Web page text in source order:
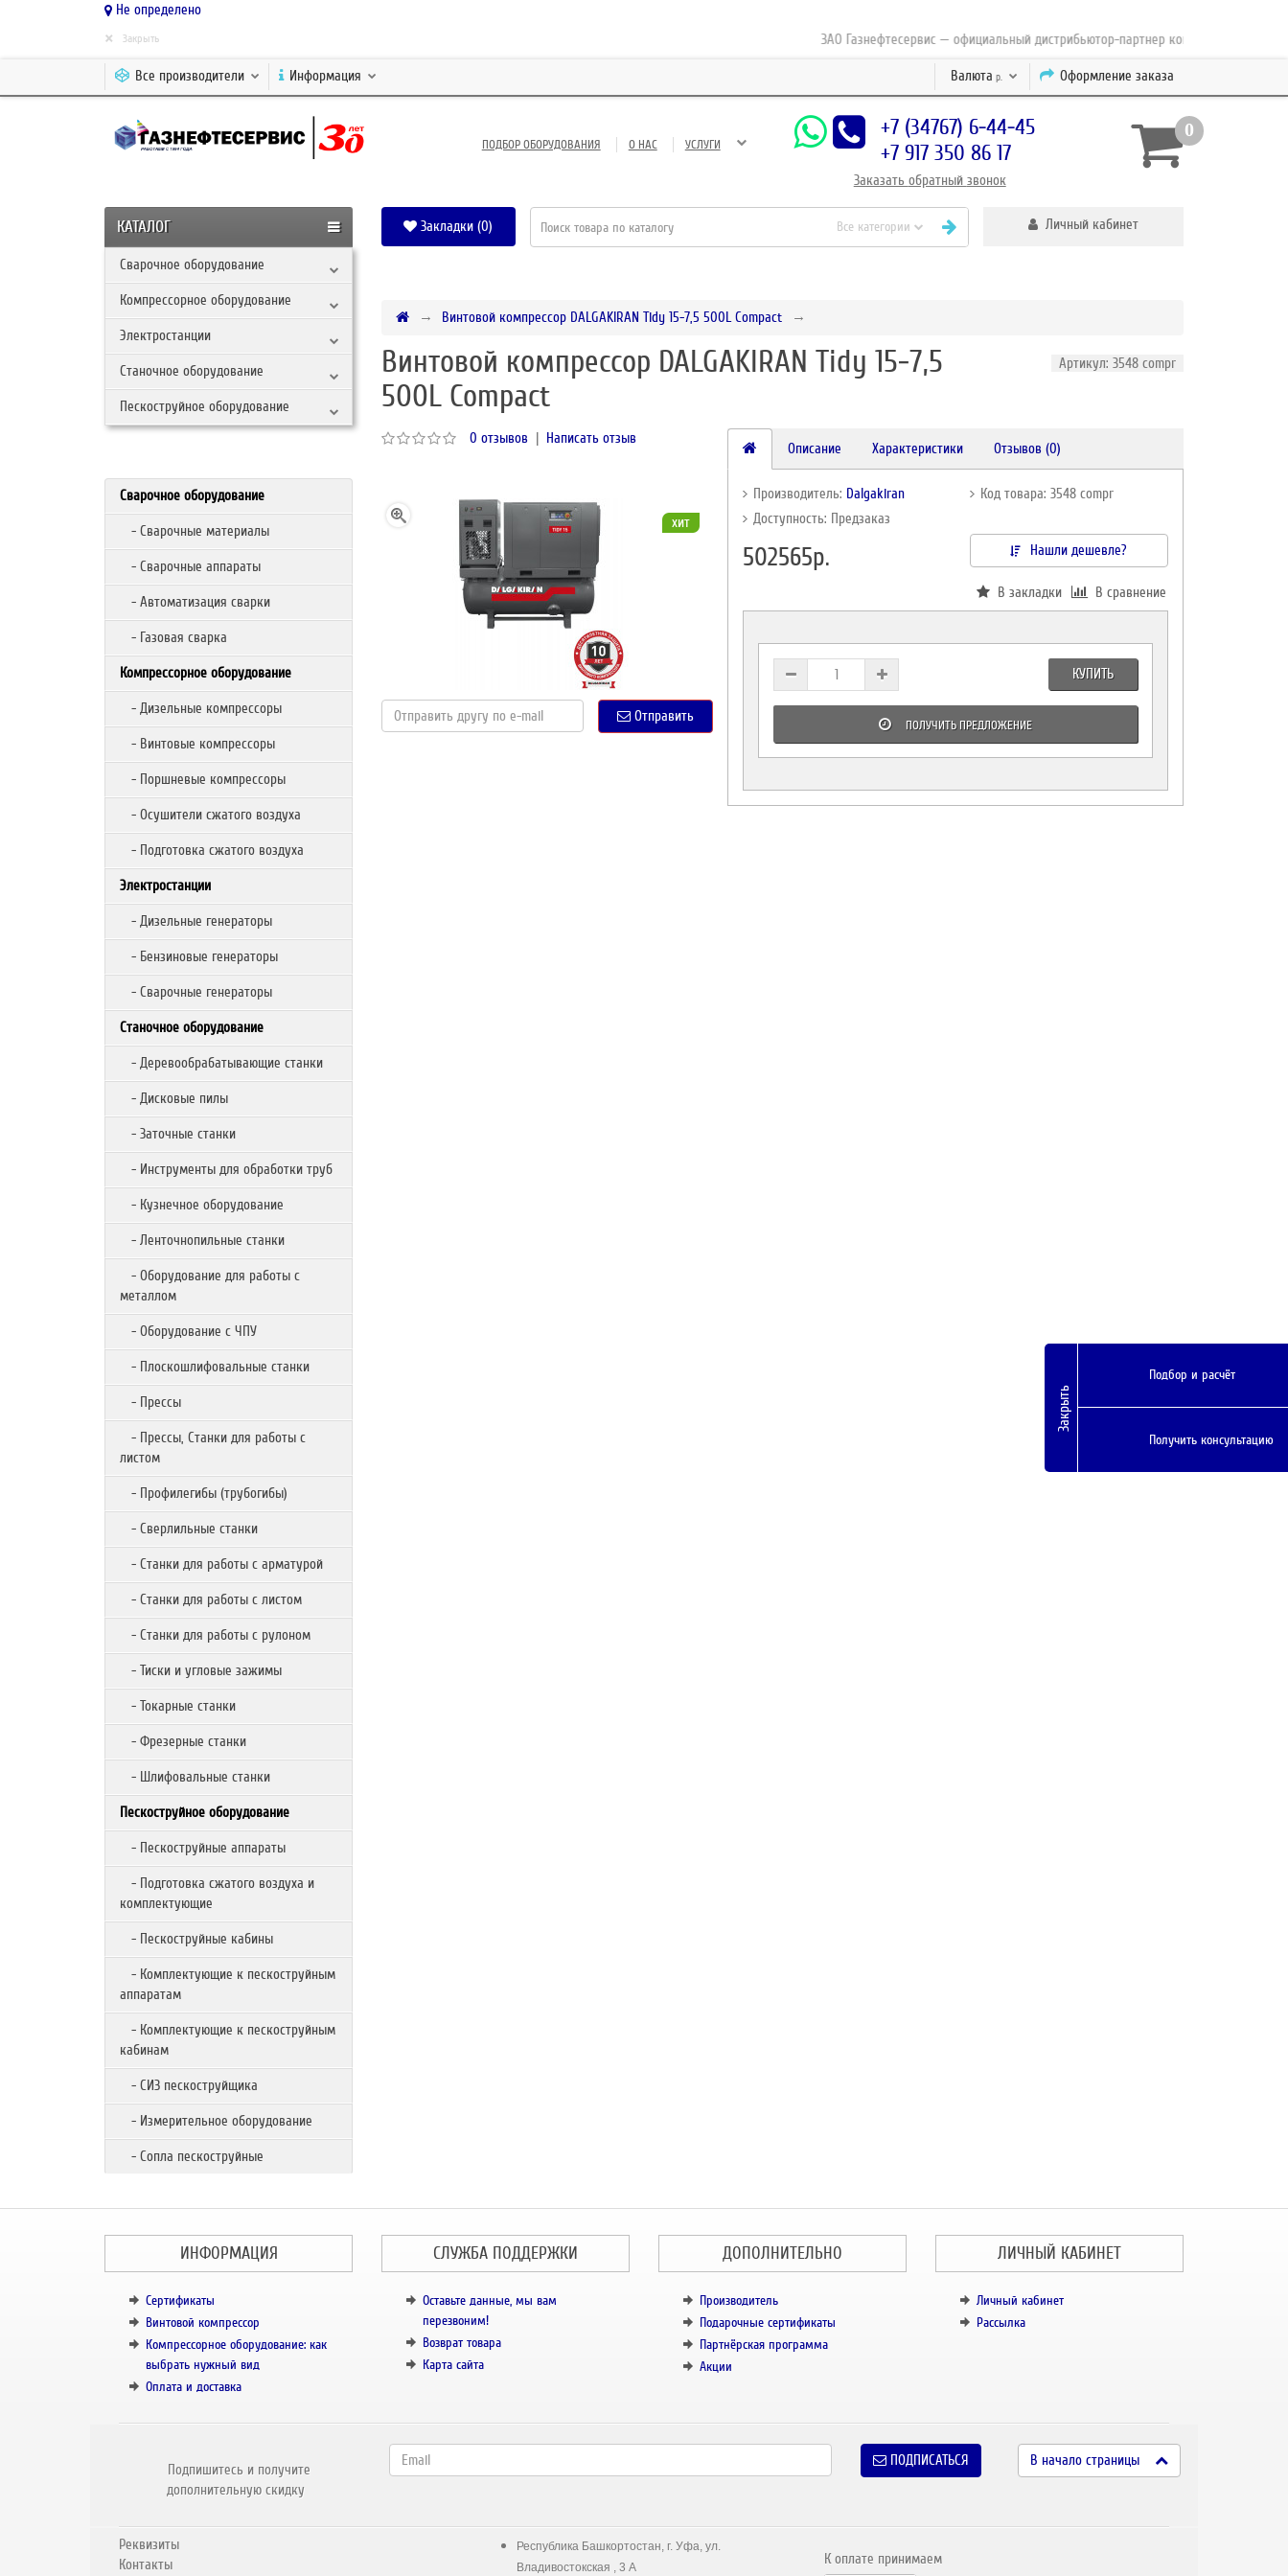
Не определено
ЗАО Газнефтесервис — официальный дистрибьютор-партнер концерна ESAB с 2010
× Закрыть
Оформление заказа
Валюта р.
Все производители Информация
ПОДБОР ОБОРУДОВАНИЯ О НАС УСЛУГИ
+7 (34767) 6-44-45
+7 917 350 86 17
Заказать обратный звонок
0
КАТАЛОГ
Сварочное оборудование
Компрессорное оборудование
Электростанции
Станочное оборудование
Пескоструйное оборудование
Закладки (0) Все категории Личный кабинет
Сварочное оборудование
- Сварочные материалы
- Сварочные аппараты
- Автоматизация сварки
- Газовая сварка
Компрессорное оборудование
- Дизельные компрессоры
- Винтовые компрессоры
- Поршневые компрессоры
- Осушители сжатого воздуха
- Подготовка сжатого воздуха
Электростанции
- Дизельные генераторы
- Бензиновые генераторы
- Сварочные генераторы
Станочное оборудование
- Деревообрабатывающие станки
- Дисковые пилы
- Заточные станки
- Инструменты для обработки труб
- Кузнечное оборудование
- Ленточнопильные станки
- Оборудование для работы с
металлом
- Оборудование с ЧПУ
- Плоскошлифовальные станки
- Прессы
- Прессы, Станки для работы с
листом
- Профилегибы (трубогибы)
- Сверлильные станки
- Станки для работы с арматурой
- Станки для работы с листом
- Станки для работы с рулоном
- Тиски и угловые зажимы
- Токарные станки
- Фрезерные станки
- Шлифовальные станки
Пескоструйное оборудование
- Пескоструйные аппараты
- Подготовка сжатого воздуха и
комплектующие
- Пескоструйные кабины
- Комплектующие к пескоструйным
аппаратам
- Комплектующие к пескоструйным
кабинам
- СИЗ пескоструйщика
- Измерительное оборудование
- Сопла пескоструйные
Винтовой компрессор DALGAKIRAN Tidy 15-7,5 500L Compact
Винтовой компрессор DALGAKIRAN Tidy 15-7,5
500L Compact
Артикул: 3548 compr
0 отзывов | Написать отзыв
хит
Отправить
Описание Характеристики Отзывов (0)
Производитель: Dalgakiran
Код товара: 3548 compr
Доступность: Предзаказ
502565р. Нашли дешевле?
В закладки В сравнение
КУПИТЬ
ПОЛУЧИТЬ ПРЕДЛОЖЕНИЕ
ИНФОРМАЦИЯ
Сертификаты
Винтовой компрессор
Компрессорное оборудование: как
выбрать нужный вид
Оплата и доставка
СЛУЖБА ПОДДЕРЖКИ
Оставьте данные, мы вам
перезвоним!
Возврат товара
Карта сайта
ДОПОЛНИТЕЛЬНО
Производитель
Подарочные сертификаты
Партнёрская программа
Акции
ЛИЧНЫЙ КАБИНЕТ
Личный кабинет
Рассылка
Подпишитесь и получите
дополнительную скидку
ПОДПИСАТЬСЯ В начало страницы
Реквизиты
Контакты
Республика Башкортостан, г. Уфа, ул.
Владивостокская , 3 А
К оплате принимаем
Закрыть
Подбор и расчёт
Получить консультацию